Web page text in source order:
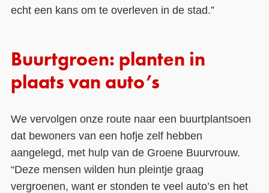
echt een kans om te overleven in de stad.”
Buurtgroen: planten in
plaats van auto’s
We vervolgen onze route naar een buurtplantsoen
dat bewoners van een hofje zelf hebben
aangelegd, met hulp van de Groene Buurvrouw.
“Deze mensen wilden hun pleintje graag
vergroenen, want er stonden te veel auto’s en het